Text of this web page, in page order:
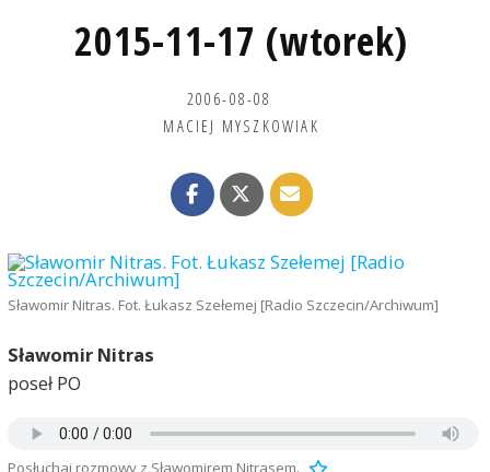
2015-11-17 (wtorek)
2006-08-08
MACIEJ MYSZKOWIAK
Sławomir Nitras. Fot. Łukasz Szełemej [Radio Szczecin/Archiwum]
Sławomir Nitras
poseł PO
Posłuchaj rozmowy z Sławomirem Nitrasem.